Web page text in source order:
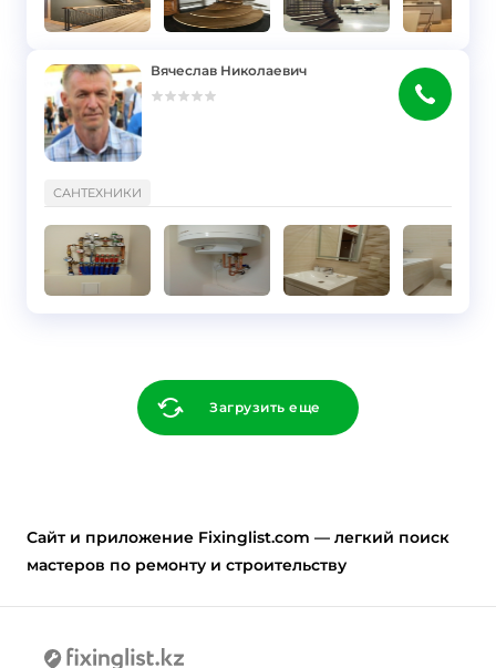
Вячеслав Николаевич
САНТЕХНИКИ
Загрузить еще
Cайт и приложение Fixinglist.com — легкий поиск
мастеров по ремонту и строительству